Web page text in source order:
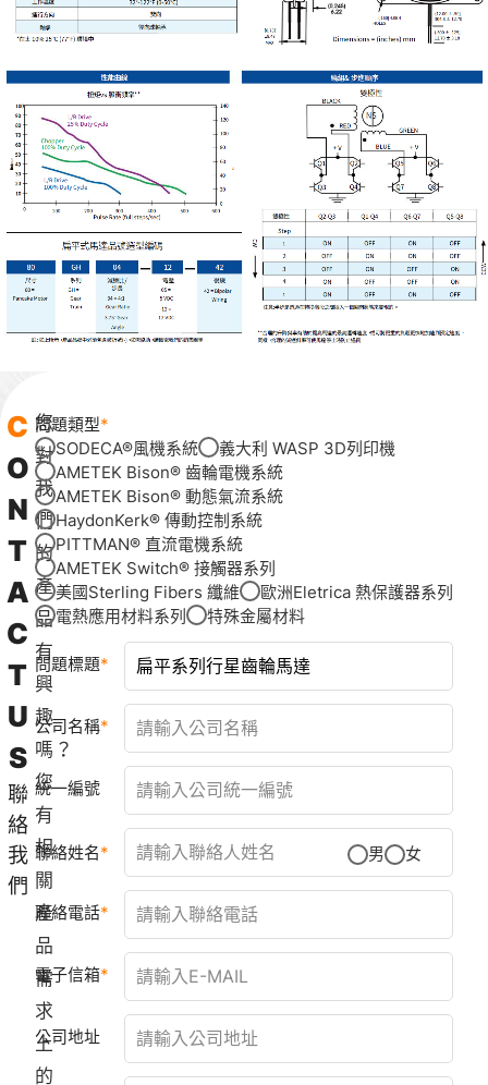
C
O
N
T
A
C
T
U
S
聯
絡
我
們
您
對
我
們
的
產
品
有
興
趣
嗎？
您
有
相
關
產
品
需
求
上
的
問題類型
SODECA®風機系統
義大利 WASP 3D列印機
AMETEK Bison® 齒輪電機系統
AMETEK Bison® 動態氣流系統
HaydonKerk® 傳動控制系統
PITTMAN® 直流電機系統
AMETEK Switch® 接觸器系列
美國Sterling Fibers 纖維
歐洲Eletrica 熱保護器系列
電熱應用材料系列
特殊金屬材料
問題標題
公司名稱
統一編號
聯絡姓名 男 女
聯絡電話
電子信箱
公司地址